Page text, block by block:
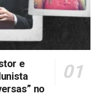
e
no